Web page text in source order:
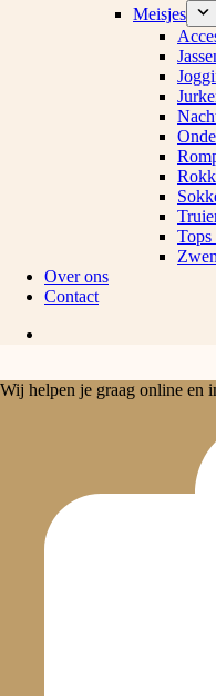
Meisjes
Tops
Over ons
Contact
Wij helpen je graag online en